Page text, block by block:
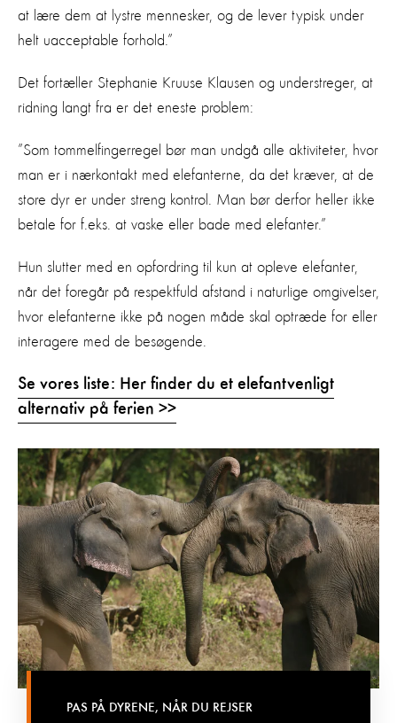
at lære dem at lystre mennesker, og de lever typisk under
helt uacceptable forhold.”
Det fortæller Stephanie Kruuse Klausen og understreger, at
ridning langt fra er det eneste problem:
”Som tommelfingerregel bør man undgå alle aktiviteter, hvor
man er i nærkontakt med elefanterne, da det kræver, at de
store dyr er under streng kontrol. Man bør derfor heller ikke
betale for f.eks. at vaske eller bade med elefanter.”
Hun slutter med en opfordring til kun at opleve elefanter,
når det foregår på respektfuld afstand i naturlige omgivelser,
hvor elefanterne ikke på nogen måde skal optræde for eller
interagere med de besøgende.
Se vores liste: Her finder du et elefantvenligt
alternativ på ferien >>
PAS PÅ DYRENE, NÅR DU REJSER